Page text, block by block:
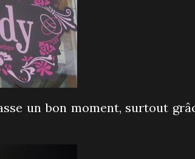
un bon moment, surtout